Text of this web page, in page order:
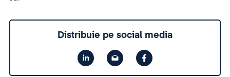
Distribuie pe social media